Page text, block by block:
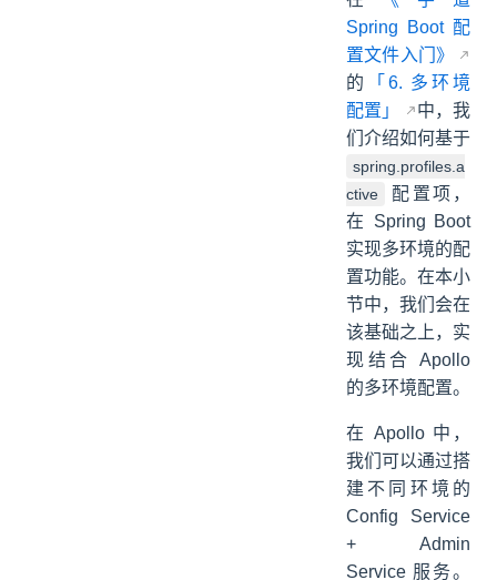
Spring Boot 配
置文件入门》
的
「6. 多环境
配置」
中，我
们介绍如何基于
spring.profiles.a
ctive
配置项，
在 Spring Boot
实现多环境的配
置功能。在本小
节中，我们会在
该基础之上，实
现结合 Apollo
的多环境配置。
在 Apollo 中，
我们可以通过搭
建不同环境的
Config Service
+ Admin
Service 服务。